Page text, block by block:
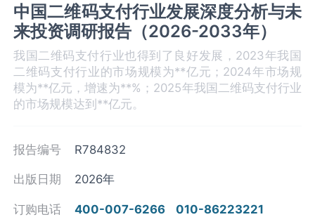
中国二维码支付行业发展深度分析与未
来投资调研报告（2026-2033年）
我国二维码支付行业也得到了良好发展，2023年我国
二维码支付行业的市场规模为**亿元；2024年市场规
模为**亿元，增速为**%；2025年我国二维码支付行业
的市场规模达到**亿元。
报告编号 R784832
出版日期 2026年
订购电话 400-007-6266 010-86223221